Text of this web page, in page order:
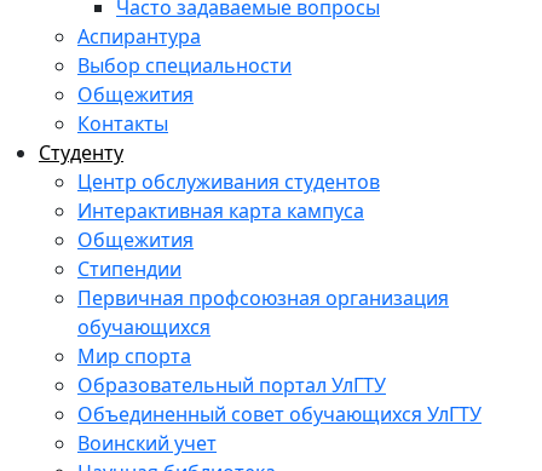
Часто задаваемые вопросы
Аспирантура
Выбор специальности
Общежития
Контакты
Студенту
Центр обслуживания студентов
Интерактивная карта кампуса
Общежития
Стипендии
Первичная профсоюзная организация
обучающихся
Мир спорта
Образовательный портал УлГТУ
Объединенный совет обучающихся УлГТУ
Воинский учет